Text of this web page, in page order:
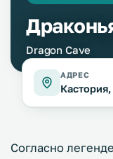
Dragon Cave
АДРЕС
Согласно